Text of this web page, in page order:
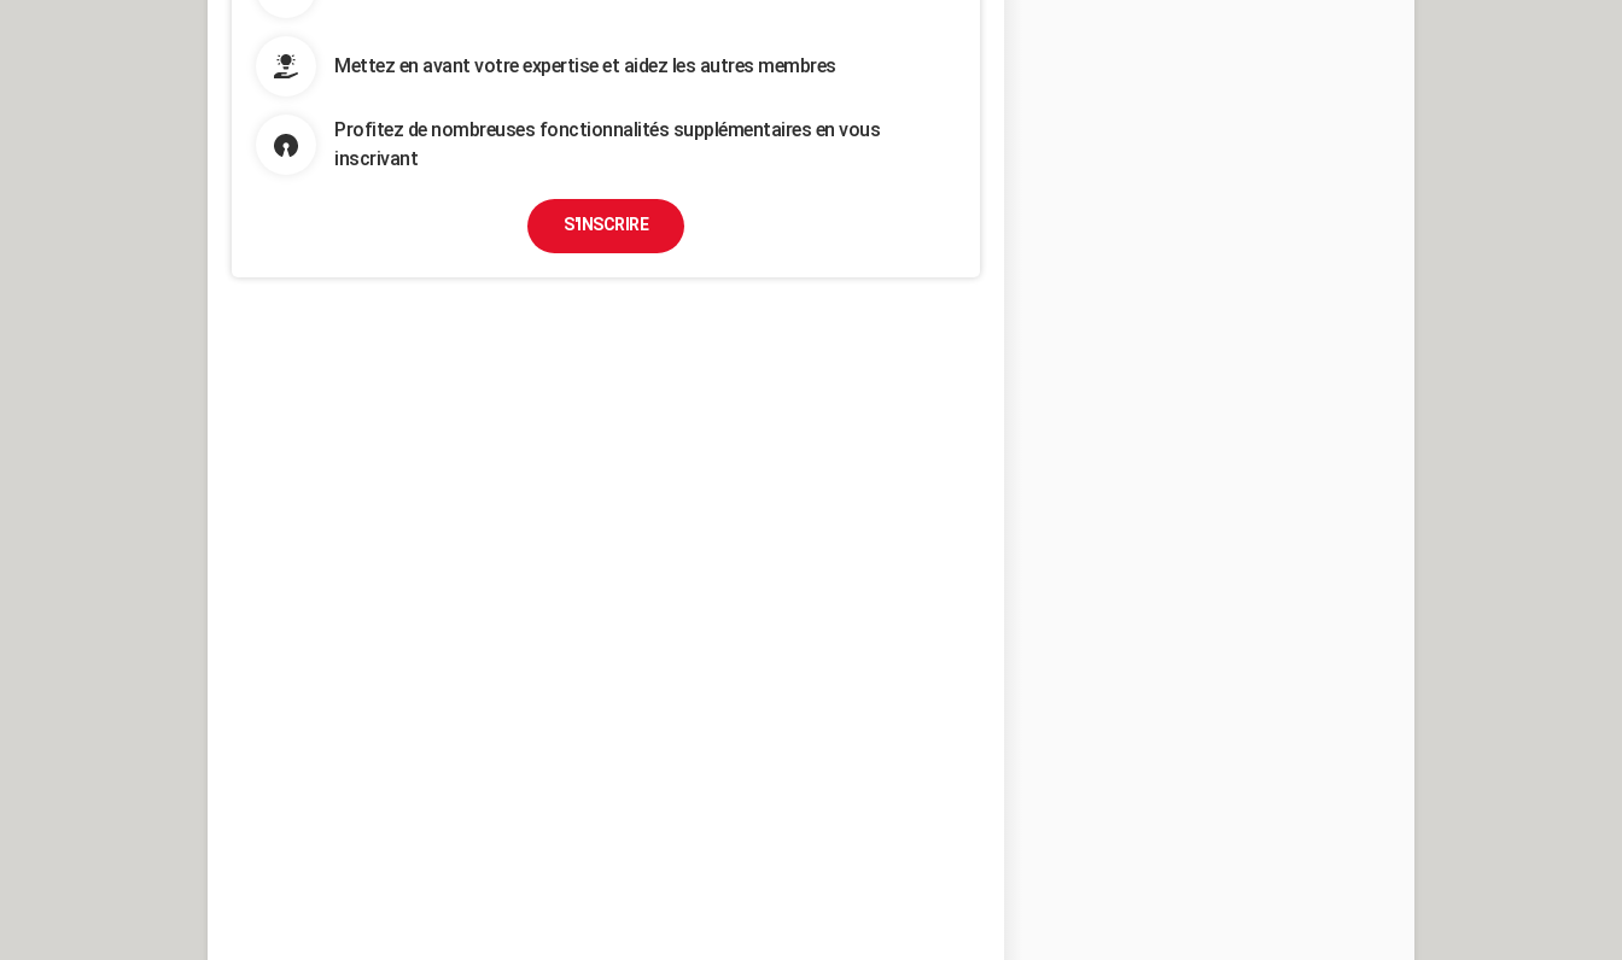
Mettez en avant votre expertise et aidez les autres membres
Profitez de nombreuses fonctionnalités supplémentaires en vous
inscrivant
S'INSCRIRE